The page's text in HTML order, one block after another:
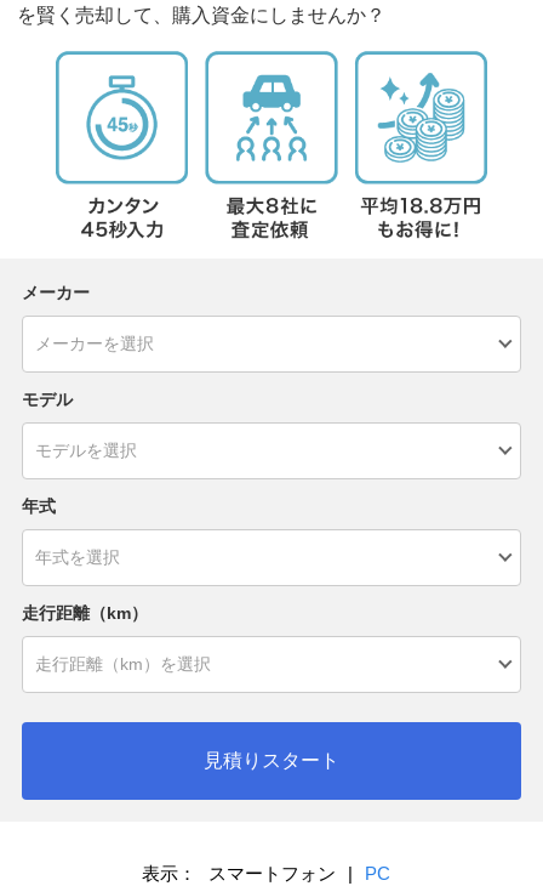
を賢く売却して、購入資金にしませんか？
メーカー
モデル
年式
走行距離（km）
見積りスタート
表示： スマートフォン | PC